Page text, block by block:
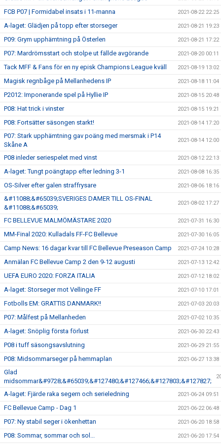
FCB P07 | Formidabel insats i 11-manna 2021-08-22 22:25
A-laget: Glädjen på topp efter storseger 2021-08-21 19:23
P09: Grym upphämtning på Österlen 2021-08-21 17:22
P07: Mardrömsstart och stolpe ut fällde avgörande 2021-08-20 00:11
Tack MFF & Fans för en ny episk Champions League kväll 2021-08-19 13:02
Magisk regnbåge på Mellanhedens IP 2021-08-18 11:04
P2012: Imponerande spel på Hyllie IP 2021-08-15 20:48
P08: Hat trick i vinster 2021-08-15 19:21
P08: Fortsätter säsongen starkt! 2021-08-14 17:20
P07: Stark upphämtning gav poäng med mersmak i P14
Skåne A
2021-08-14 12:00
P08 inleder seriespelet med vinst 2021-08-12 22:13
A-laget: Tungt poängtapp efter ledning 3-1 2021-08-08 16:35
OS-Silver efter galen straffrysare 2021-08-06 18:16
&#11088;&#65039;SVERIGES DAMER TILL OS-FINAL
&#11088;&#65039;
2021-08-02 17:27
FC BELLEVUE MALMÖMÄSTARE 2020 2021-07-31 16:30
MM-Final 2020: Kulladals FF-FC Bellevue 2021-07-30 16:05
Camp News: 16 dagar kvar till FC Bellevue Preseason Camp 2021-07-24 10:28
Anmälan FC Bellevue Camp 2 den 9-12 augusti 2021-07-13 12:42
UEFA EURO 2020: FORZA ITALIA 2021-07-12 18:02
A-laget: Storseger mot Vellinge FF 2021-07-10 17:01
Fotbolls EM: GRATTIS DANMARK!! 2021-07-03 20:03
P07: Målfest på Mellanheden 2021-07-02 10:35
A-laget: Snöplig första förlust 2021-06-30 22:43
P08 i tuff säsongsavslutning 2021-06-29 21:55
P08: Midsommarseger på hemmaplan 2021-06-27 13:38
Glad
midsommar&#9728;&#65039;&#127480;&#127466;&#127803;&#127827;
A-laget: Fjärde raka segern och serieledning 2021-06-24 09:51
FC Bellevue Camp - Dag 1 2021-06-22 06:48
P07: Ny stabil seger i ökenhettan 2021-06-20 18:58
P08: Sommar, sommar och sol... 2021-06-20 17:54